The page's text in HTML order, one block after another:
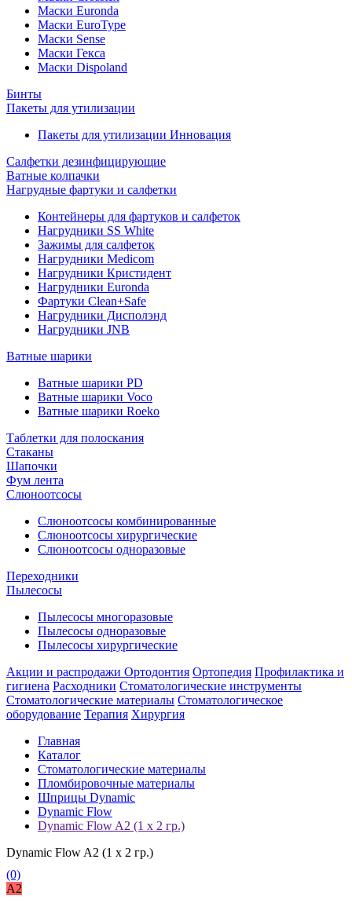
Маски Euronda
Маски EuroType
Маски Sense
Маски Гекса
Маски Dispoland
Бинты
Пакеты для утилизации
Пакеты для утилизации Инновация
Салфетки дезинфицирующие
Ватные колпачки
Нагрудные фартуки и салфетки
Контейнеры для фартуков и салфеток
Нагрудники SS White
Зажимы для салфеток
Нагрудники Medicom
Нагрудники Кристидент
Нагрудники Euronda
Фартуки Clean+Safe
Нагрудники Дисполэнд
Нагрудники JNB
Ватные шарики
Ватные шарики PD
Ватные шарики Voco
Ватные шарики Roeko
Таблетки для полоскания
Стаканы
Шапочки
Фум лента
Слюноотсосы
Слюноотсосы комбинированные
Слюноотсосы хирургические
Слюноотсосы одноразовые
Переходники
Пылесосы
Пылесосы многоразовые
Пылесосы одноразовые
Пылесосы хирургические
Акции и распродажи Ортодонтия Ортопедия Профилактика и
гигиена Расходники Стоматологические инструменты
Стоматологические материалы Стоматологическое
оборудование Терапия Хирургия
Главная
Каталог
Стоматологические материалы
Пломбировочные материалы
Шприцы Dynamic
Dynamic Flow
Dynamic Flow A2 (1 x 2 гр.)
Dynamic Flow A2 (1 x 2 гр.)
(0)
A2